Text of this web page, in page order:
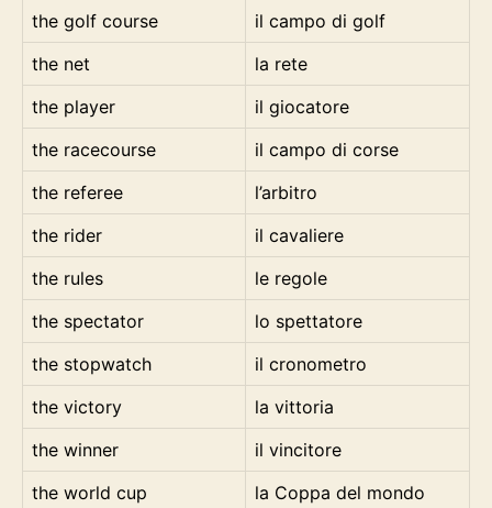
the golf course
il campo di golf
the net
la rete
the player
il giocatore
the racecourse
il campo di corse
the referee
l’arbitro
the rider
il cavaliere
the rules
le regole
the spectator
lo spettatore
the stopwatch
il cronometro
the victory
la vittoria
the winner
il vincitore
the world cup
la Coppa del mondo